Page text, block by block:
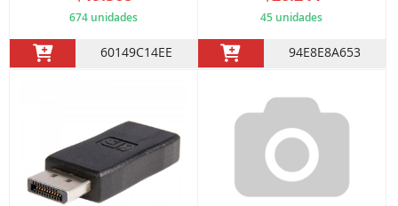
674 unidades
60149C14EE
45 unidades
94E8E8A653